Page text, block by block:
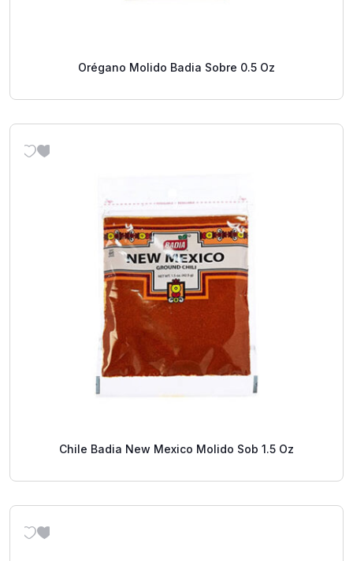
Orégano Molido Badia Sobre 0.5 Oz
Chile Badia New Mexico Molido Sob 1.5 Oz